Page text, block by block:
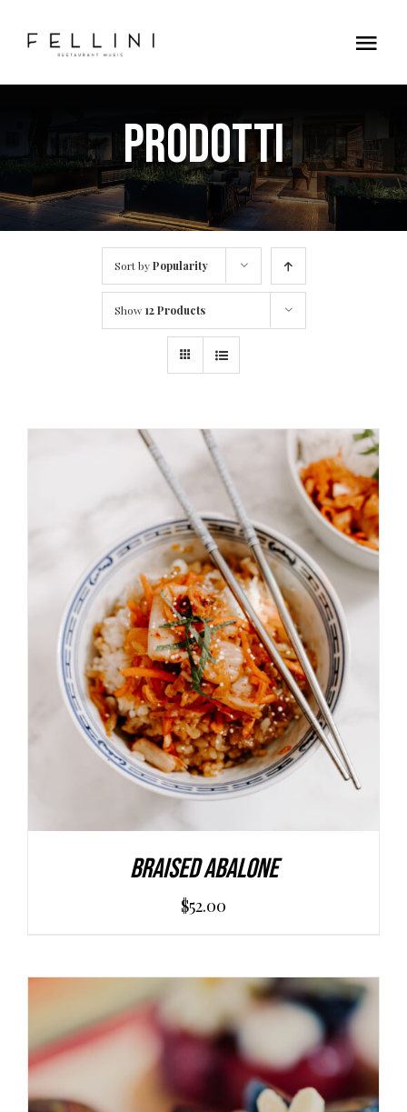
Prodotti
Sort byPopularity
Show 12 Products
AGGIUNGI AL CARRELLO / DETAILS
Braised Abalone
$52.00